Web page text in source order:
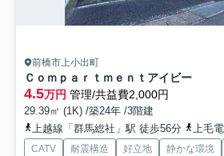
前橋市上小出町
Ｃｏｍｐａｒｔｍｅｎｔアイビー
4.5万円 管理/共益費2,000円
29.39㎡ (1K) /築24年 /3階建
上越線「群馬総社」駅 徒歩56分
上毛電
CATV 耐震構造 好立地 静かな環境